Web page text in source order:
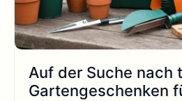
Auf der Suche nach
Gartengeschenken